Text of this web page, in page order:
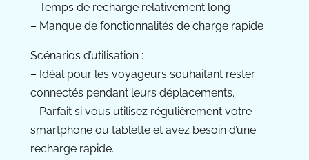
– Temps de recharge relativement long
– Manque de fonctionnalités de charge rapide
Scénarios d’utilisation :
– Idéal pour les voyageurs souhaitant rester
connectés pendant leurs déplacements.
– Parfait si vous utilisez régulièrement votre
smartphone ou tablette et avez besoin d’une
recharge rapide.